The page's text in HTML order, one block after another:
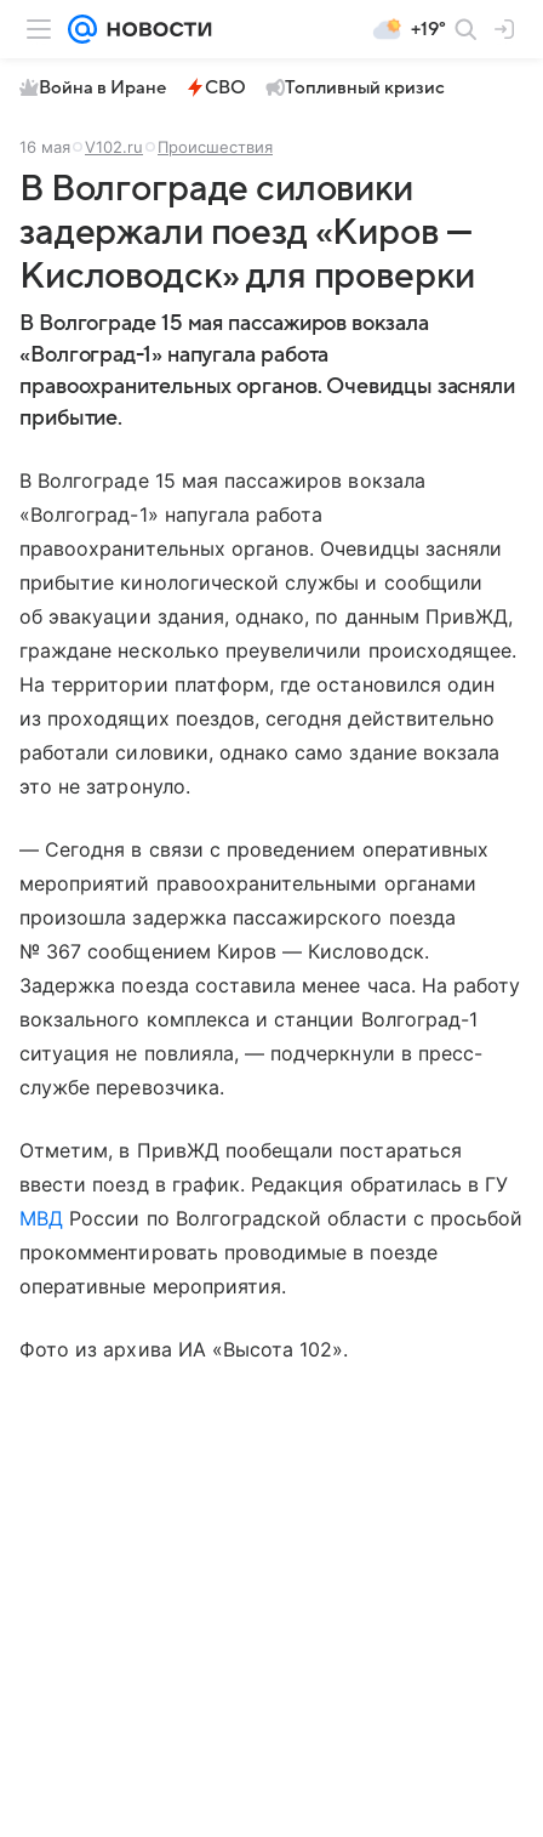
+19°
Война в Иране СВО Топливный кризис
16 мая V102.ru Происшествия
В Волгограде силовики
задержали поезд «Киров —
Кисловодск» для проверки
В Волгограде 15 мая пассажиров вокзала
«Волгоград-1» напугала работа
правоохранительных органов. Очевидцы засняли
прибытие.
В Волгограде 15 мая пассажиров вокзала
«Волгоград-1» напугала работа
правоохранительных органов. Очевидцы засняли
прибытие кинологической службы и сообщили
об эвакуации здания, однако, по данным ПривЖД,
граждане несколько преувеличили происходящее.
На территории платформ, где остановился один
из проходящих поездов, сегодня действительно
работали силовики, однако само здание вокзала
это не затронуло.
— Сегодня в связи с проведением оперативных
мероприятий правоохранительными органами
произошла задержка пассажирского поезда
№ 367 сообщением Киров — Кисловодск.
Задержка поезда составила менее часа. На работу
вокзального комплекса и станции Волгоград-1
ситуация не повлияла, — подчеркнули в пресс-
службе перевозчика.
Отметим, в ПривЖД пообещали постараться
ввести поезд в график. Редакция обратилась в ГУ
МВД России по Волгоградской области с просьбой
прокомментировать проводимые в поезде
оперативные мероприятия.
Фото из архива ИА «Высота 102».